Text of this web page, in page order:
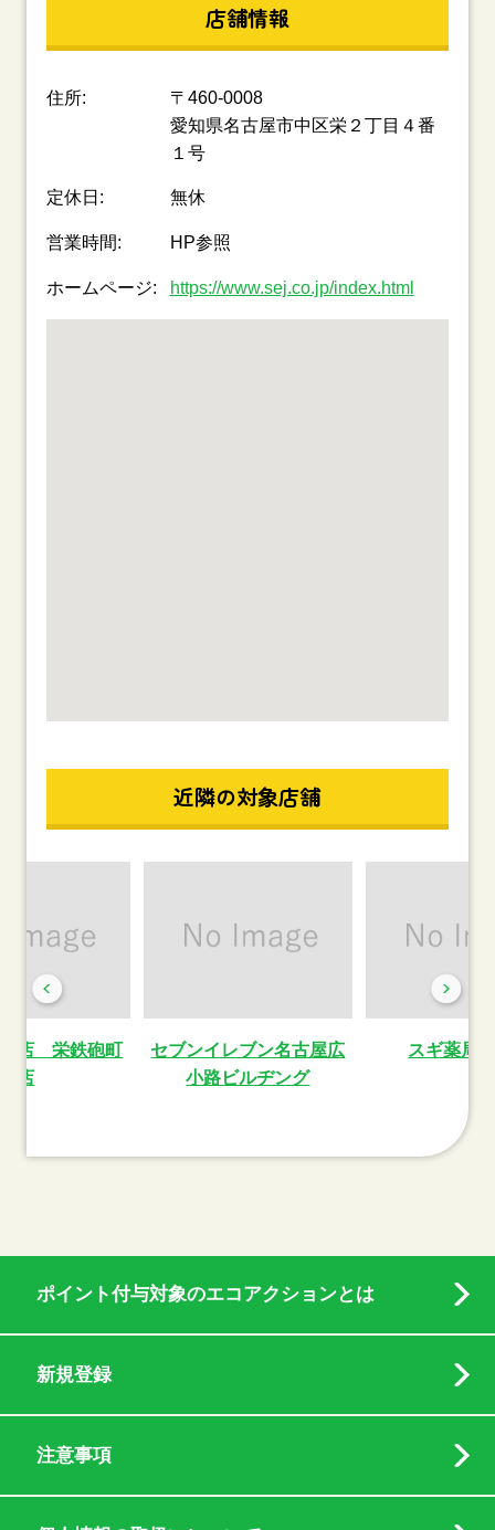
店舗情報
住所:
〒460-0008
愛知県名古屋市中区栄２丁目４番
１号
定休日: 無休
営業時間: HP参照
ホームページ: https://www.sej.co.jp/index.html
近隣の対象店舗
店 栄鉄砲町
店
セブンイレブン名古屋広
小路ビルヂング
スギ薬局
ポイント付与対象のエコアクションとは
新規登録
注意事項